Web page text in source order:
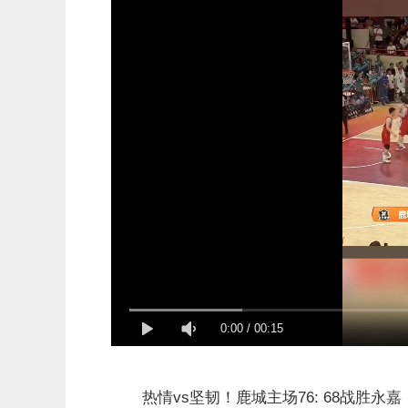
0:00 / 00:15
热情vs坚韧！鹿城主场76: 68战胜永嘉